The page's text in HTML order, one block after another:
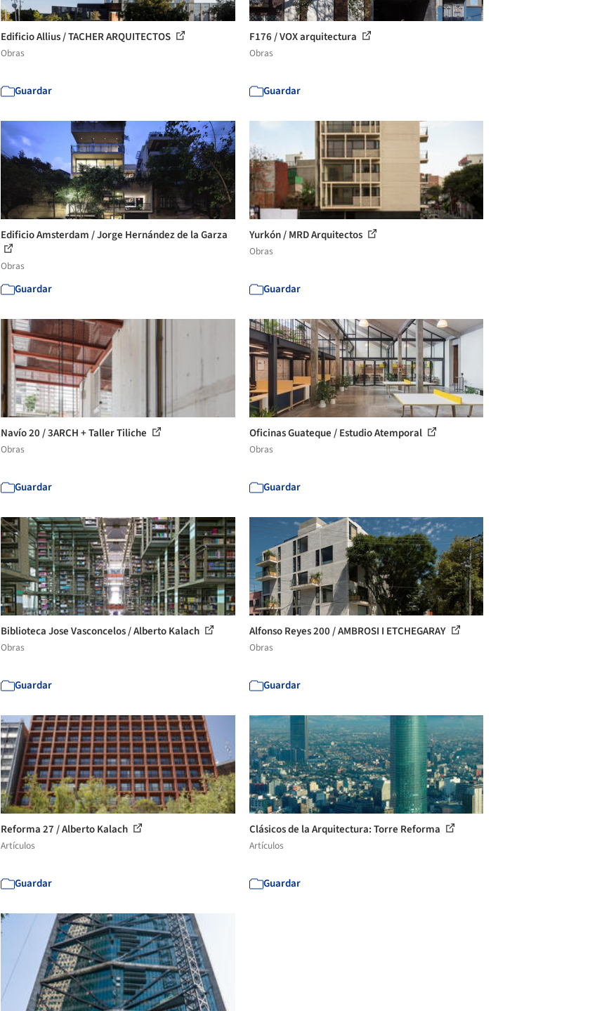
Edificio Allius / TACHER ARQUITECTOS
Obras
Guardar
F176 / VOX arquitectura
Obras
Guardar
Edificio Amsterdam / Jorge Hernández de la Garza
Obras
Guardar
Yurkón / MRD Arquitectos
Obras
Guardar
Navío 20 / 3ARCH + Taller Tiliche
Obras
Guardar
Oficinas Guateque / Estudio Atemporal
Obras
Guardar
Biblioteca Jose Vasconcelos / Alberto Kalach
Obras
Guardar
Alfonso Reyes 200 / AMBROSI I ETCHEGARAY
Obras
Guardar
Reforma 27 / Alberto Kalach
Artículos
Guardar
Clásicos de la Arquitectura: Torre Reforma
Artículos
Guardar